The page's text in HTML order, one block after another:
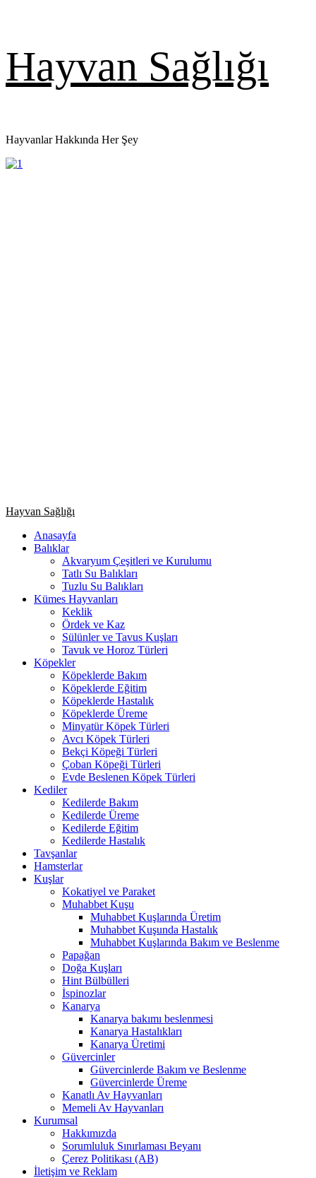
Hayvan Sağlığı
Hayvanlar Hakkında Her Şey
Primary
Hayvan Sağlığı
Anasayfa
Balıklar
Akvaryum Çeşitleri ve Kurulumu
Tatlı Su Balıkları
Tuzlu Su Balıkları
Kümes Hayvanları
Keklik
Ördek ve Kaz
Sülünler ve Tavus Kuşları
Tavuk ve Horoz Türleri
Köpekler
Köpeklerde Bakım
Köpeklerde Eğitim
Köpeklerde Hastalık
Köpeklerde Üreme
Minyatür Köpek Türleri
Avcı Köpek Türleri
Bekçi Köpeği Türleri
Çoban Köpeği Türleri
Evde Beslenen Köpek Türleri
Kediler
Kedilerde Bakım
Kedilerde Üreme
Kedilerde Eğitim
Kedilerde Hastalık
Tavşanlar
Hamsterlar
Kuşlar
Kokatiyel ve Paraket
Muhabbet Kuşu
Muhabbet Kuşlarında Üretim
Muhabbet Kuşunda Hastalık
Muhabbet Kuşlarında Bakım ve Beslenme
Papağan
Doğa Kuşları
Hint Bülbülleri
İspinozlar
Kanarya
Kanarya bakımı beslenmesi
Kanarya Hastalıkları
Kanarya Üretimi
Güvercinler
Güvercinlerde Bakım ve Beslenme
Güvercinlerde Üreme
Kanatlı Av Hayvanları
Memeli Av Hayvanları
Kurumsal
Hakkımızda
Sorumluluk Sınırlaması Beyanı
Çerez Politikası (AB)
İletişim ve Reklam